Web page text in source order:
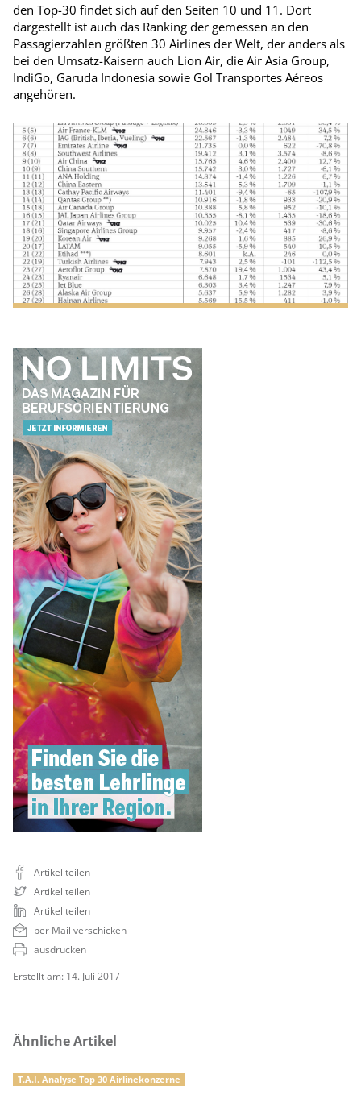
den Top-30 findet sich auf den Seiten 10 und 11. Dort
dargestellt ist auch das Ranking der gemessen an den
Passagierzahlen größten 30 Airlines der Welt, der anders als
bei den Umsatz-Kaisern auch Lion Air, die Air Asia Group,
IndiGo, Garuda Indonesia sowie Gol Transportes Aéreos
angehören.
Artikel teilen
Artikel teilen
Artikel teilen
per Mail verschicken
ausdrucken
Erstellt am: 14. Juli 2017
Ähnliche Artikel
T.A.I. Analyse Top 30 Airlinekonzerne